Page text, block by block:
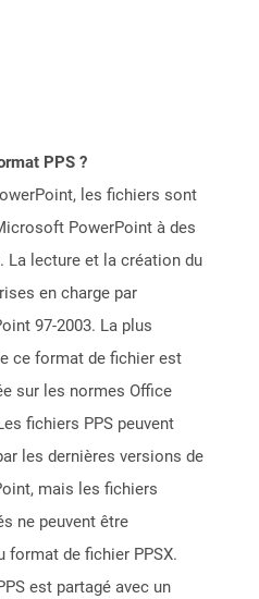
PPS ?
les fichiers sont
PowerPoint à des
La lecture et la création du
en charge par
97-2003. La plus
ce format de fichier est
sur les normes Office
fichiers PPS peuvent
les dernières versions de
mais les fichiers
ne peuvent être
format de fichier PPSX.
est partagé avec un